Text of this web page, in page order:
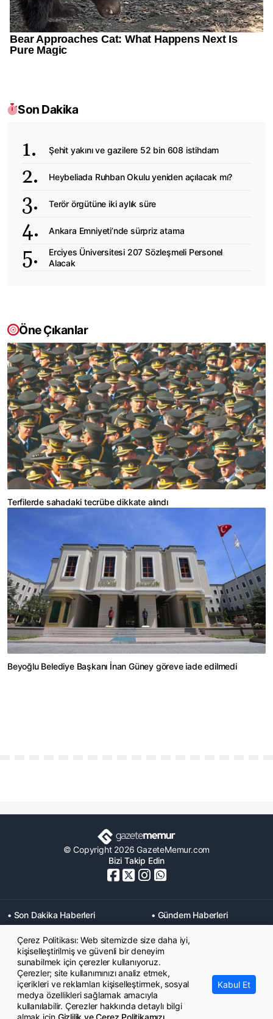
Son Dakika
Şehit yakını ve gazilere 52 bin 608 istihdam
Heybeliada Ruhban Okulu yeniden açılacak mı?
Terör örgütüne iki aylık süre
Ankara Emniyeti’nde sürpriz atama
Erciyes Üniversitesi 207 Sözleşmeli Personel
Alacak
Öne Çıkanlar
Terfilerde sahadaki tecrübe dikkate alındı
Beyoğlu Belediye Başkanı İnan Güney göreve iade edilmedi
© Copyright 2026 GazeteMemur.com
Bizi Takip Edin
• Son Dakika Haberleri
• Gündem Haberleri
• Memurlar Haberleri
• KPSS Haberleri
• Ekonomi Haberleri
• Eğitim Haberleri
• Yaşam Haberleri
• Maaş Verileri Haberleri
• Mahkeme Kararları
Haberleri
Çerez Politikası: Web sitemizde size daha iyi,
kişiselleştirilmiş ve güvenli bir deneyim
sunabilmek için çerezler kullanıyoruz.
Çerezler; site kullanımınızı analiz etmek,
içerikleri ve reklamları kişiselleştirmek, sosyal
medya özellikleri sağlamak amacıyla
kullanılabilir. Çerezler hakkında detaylı bilgi
almak için Gizlilik ve Çerez Politikamızı
Kabul Et